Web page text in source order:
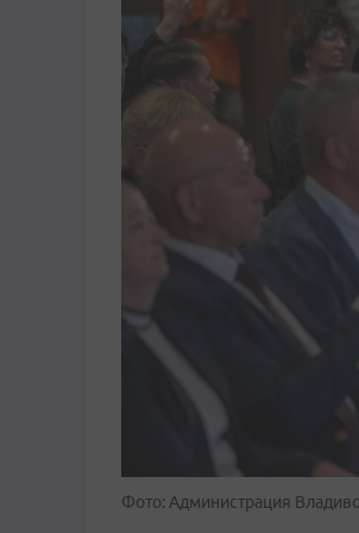
Фото: Администрация